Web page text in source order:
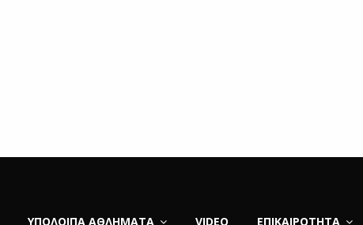
ΥΠΌΛΟΙΠΑ ΑΘΛΉΜΑΤΑ VIDEO ΕΠΙΚΑΙΡΌΤΗΤΑ